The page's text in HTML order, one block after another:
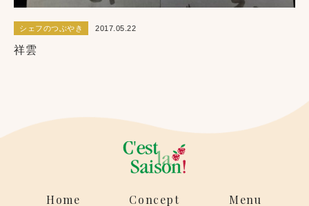
シェフのつぶやき 2017.05.22
祥雲
Home Concept Menu